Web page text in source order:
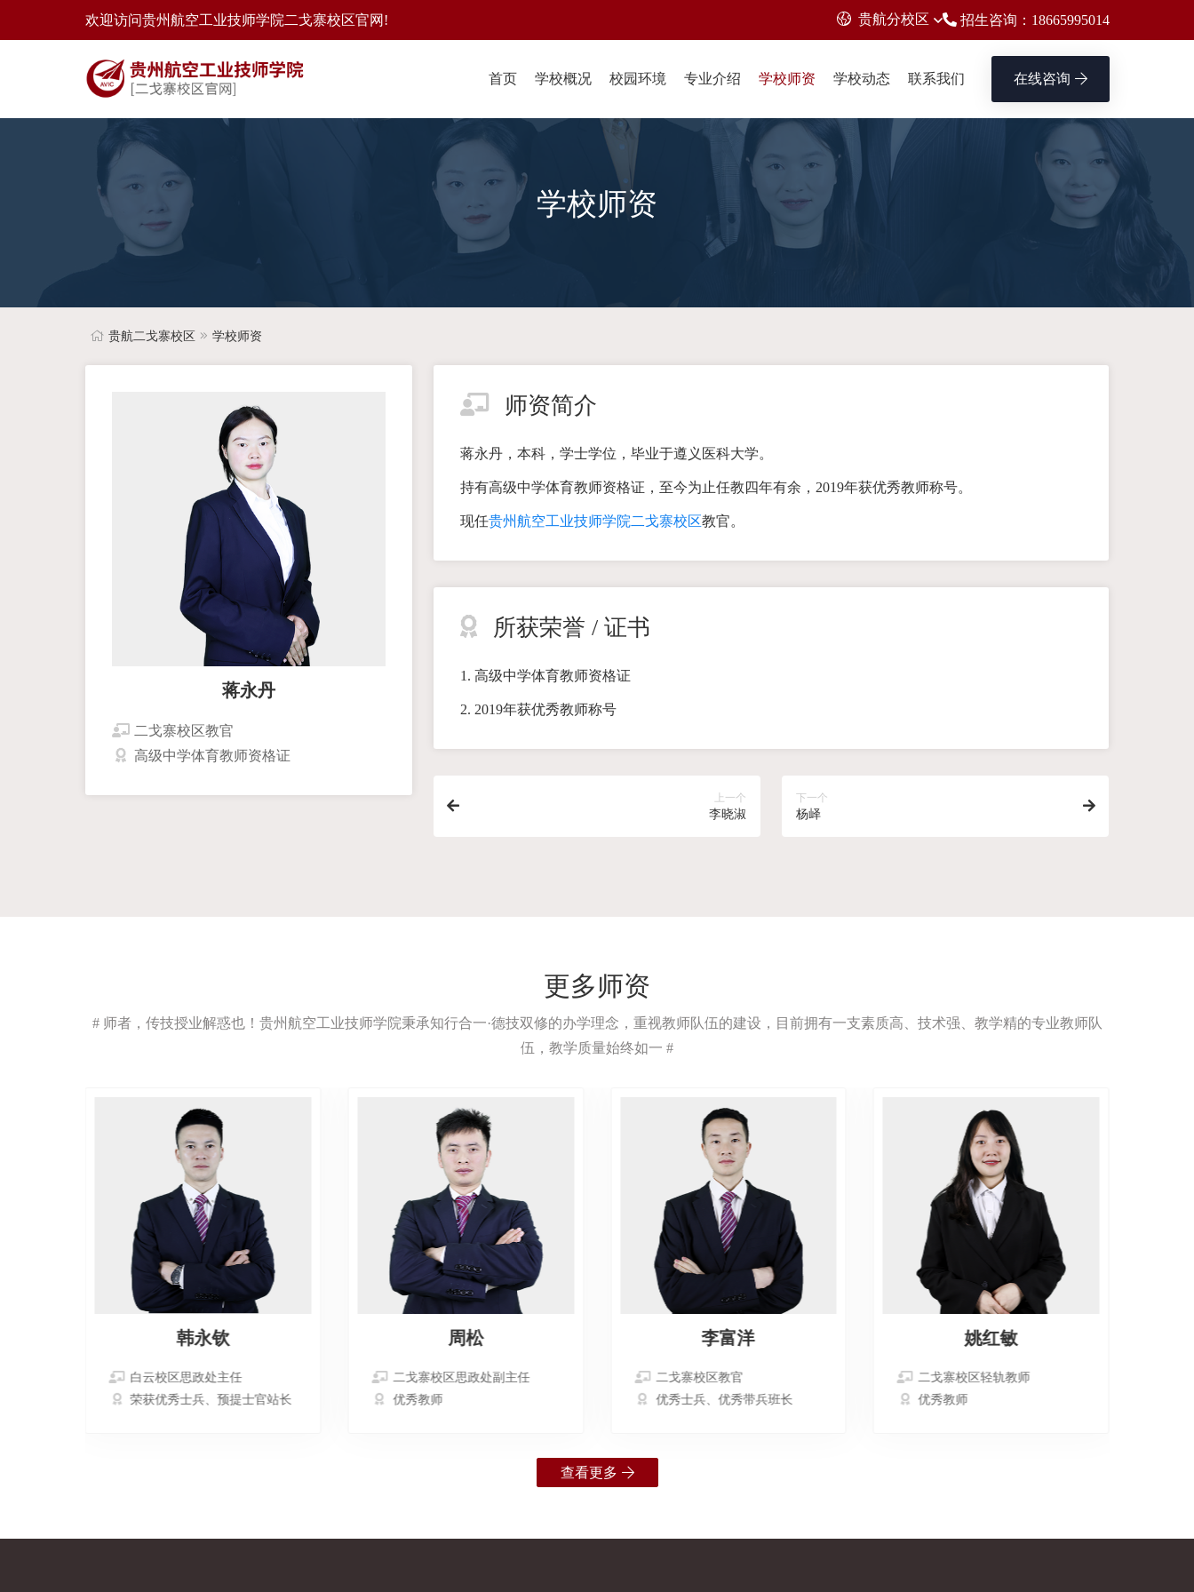
欢迎访问贵州航空工业技师学院二戈寨校区官网! 贵航分校区 招生咨询：18665995014
首页 学校概况 校园环境 专业介绍 学校师资 学校动态 联系我们 在线咨询
学校师资
贵航二戈寨校区 学校师资
蒋永丹
二戈寨校区教官
高级中学体育教师资格证
师资简介
蒋永丹，本科，学士学位，毕业于遵义医科大学。
持有高级中学体育教师资格证，至今为止任教四年有余，2019年获优秀教师称号。
现任贵州航空工业技师学院二戈寨校区教官。
所获荣誉 / 证书
1. 高级中学体育教师资格证
2. 2019年获优秀教师称号
上一个
李晓淑
下一个
杨峄
更多师资
# 师者，传技授业解惑也！贵州航空工业技师学院秉承知行合一·德技双修的办学理念，重视教师队伍的建设，目前拥有一支素质高、技术强、教学精的专业教师队
伍，教学质量始终如一 #
韩永钦
白云校区思政处主任
荣获优秀士兵、预提士官站长
周松
二戈寨校区思政处副主任
优秀教师
李富洋
二戈寨校区教官
优秀士兵、优秀带兵班长
姚红敏
二戈寨校区轻轨教师
优秀教师
查看更多